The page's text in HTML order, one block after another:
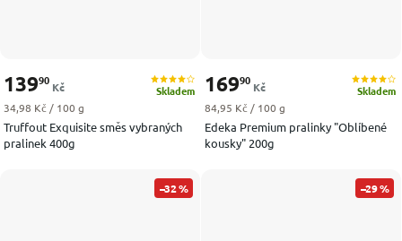
Truffout Exquisite směs vybraných
pralinek 400g
Skladem
13990
Kč
Měrná cena:
34,98 Kč / 100 g
Edeka Premium pralinky "Oblíbené
kousky" 200g
Skladem
16990
Kč
Měrná cena:
84,95 Kč / 100 g
–32 % –29 %